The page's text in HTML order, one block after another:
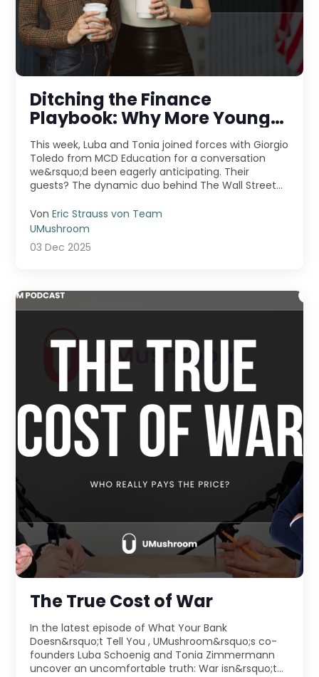
Ditching the Finance
Playbook: Why More Young
Pros Are Jumping Into
Entrepreneurship
This week, Luba and Tonia joined forces with Giorgio
Toledo from MCD Education for a conversation
we&rsquo;d been eagerly anticipating. Their
guests? The dynamic duo behind The Wall Street
VonEric Strauss von Team
UMushroom
03 Dec 2025
The True Cost of War
In the latest episode of What Your Bank
Doesn&rsquo;t Tell You , UMushroom&rsquo;s co-
founders Luba Schoenig and Tonia Zimmermann
uncover an uncomfortable truth: War isn&rsquo;t